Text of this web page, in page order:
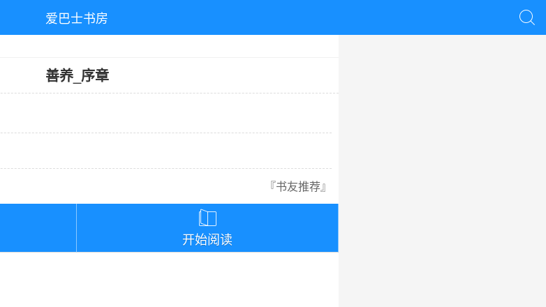
爱巴士书房 
善养_ 序章
『书友推荐』

开始阅读